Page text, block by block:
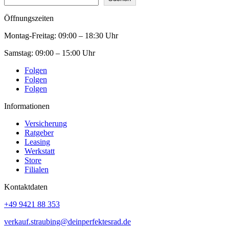
Öffnungszeiten
Montag-Freitag: 09:00 – 18:30 Uhr
Samstag: 09:00 – 15:00 Uhr
Folgen
Folgen
Folgen
Informationen
Versicherung
Ratgeber
Leasing
Werkstatt
Store
Filialen
Kontaktdaten
+49 9421 88 353
verkauf.straubing@deinperfektesrad.de